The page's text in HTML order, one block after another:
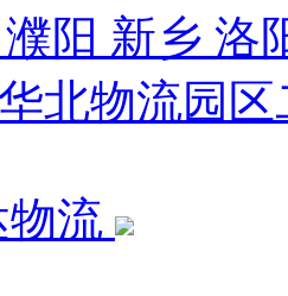
阳 新乡 洛
北物流园
物流